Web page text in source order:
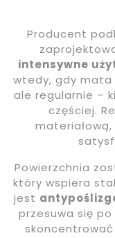
Producent
intensywne
wtedy, gdy mata
ale regularnie –
częściej.
materiałową,
Powierzchnia
który wspiera
jest
przesuwa się po